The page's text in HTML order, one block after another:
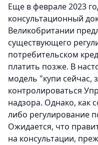
Еще в феврале 2023
консультационный
Великобритании
существующего
потребительском
платить позже. В
модель "купи сейчас,
контролироваться
надзора. Однако, как
либо регулирование
Ожидается, что
на консультации,